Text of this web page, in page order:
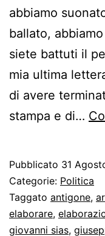
abbiamo
ballato,
siete battuti il
mia ultima
di avere
stampa e di…
Pubblicato 31
Categorie: Politica
Taggato antigone,
elaborare,
giovanni sias,